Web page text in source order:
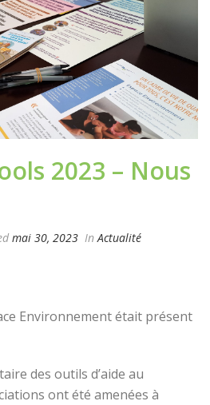
2023 – Nous
mai 30, 2023 InActualité
Environnement était présent
des outils d’aide au
ont été amenées à